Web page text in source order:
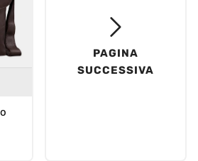
PAGINA
SUCCESSIVA